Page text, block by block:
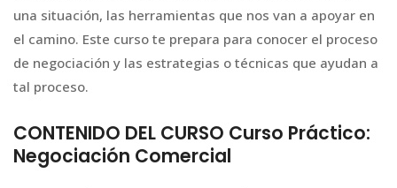
una situación, las herramientas que nos van a apoyar en
el camino. Este curso te prepara para conocer el proceso
de negociación y las estrategias o técnicas que ayudan a
tal proceso.
CONTENIDO DEL CURSO Curso Práctico:
Negociación Comercial